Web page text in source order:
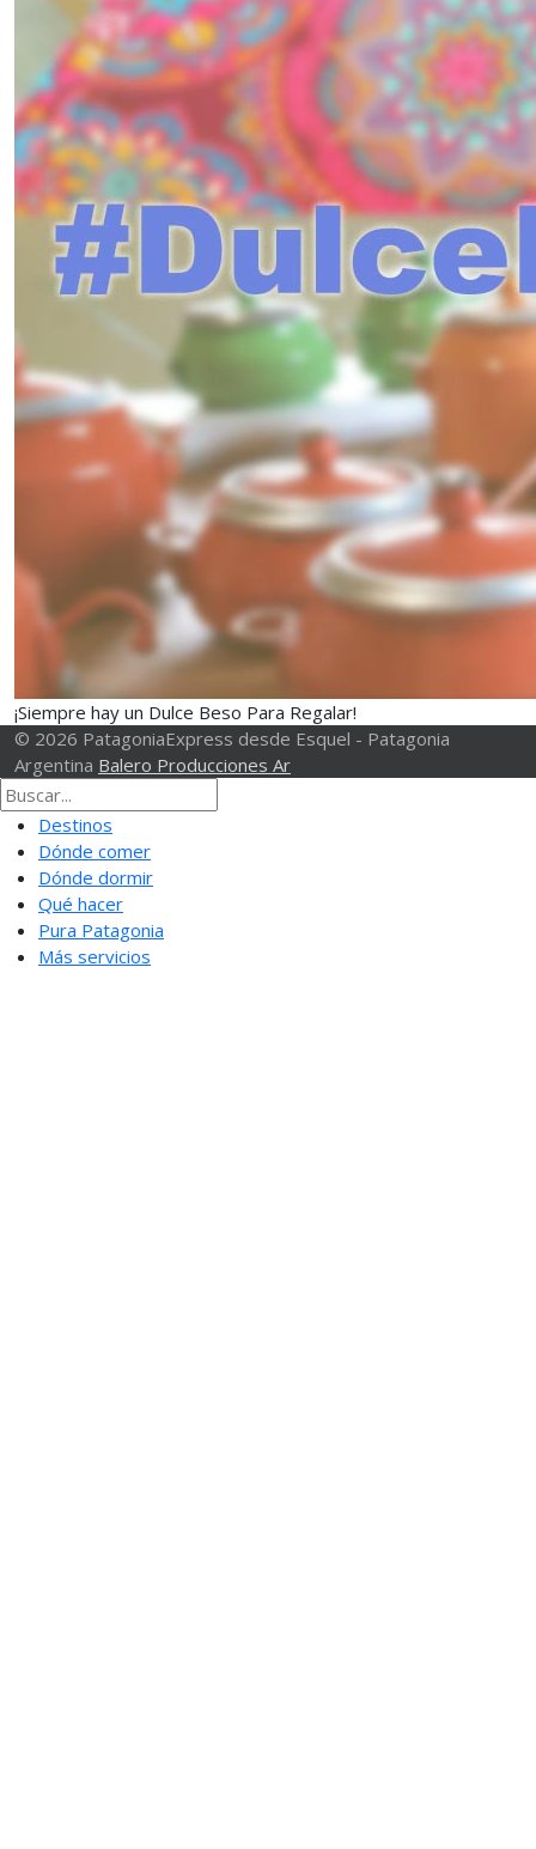
¡Siempre hay un Dulce Beso Para Regalar!
© 2026 PatagoniaExpress desde Esquel - Patagonia
Argentina Balero Producciones Ar
Destinos
Dónde comer
Dónde dormir
Qué hacer
Pura Patagonia
Más servicios